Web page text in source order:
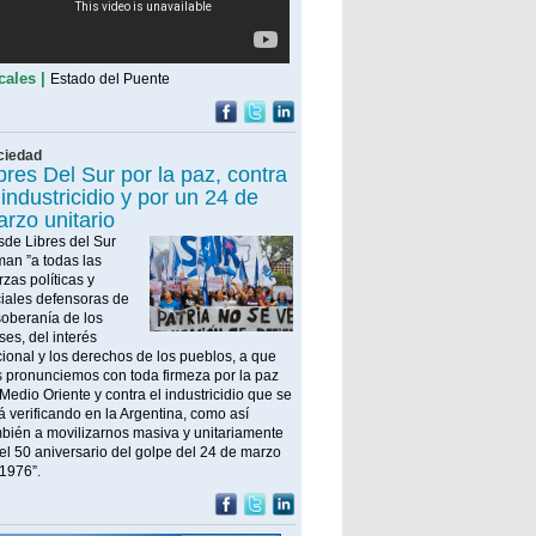
Gobierno reconfigura su agenda
con cuestionamientos hacia Sturzenegger,
y Bullrich. "¿Cuándo habrá resultados?",
Moyano reapareció tras el
con Candela Arizaga:
una foto con un rosario
sindical publicó una imagen con un
tras permanecer varios días en silencio
del episodio con su pareja en Belgrano
marca de yerba que más
los argentinos y cuáles
el ranking
el acumulado de los primeros meses, una
vendió 25,1 millones de kilos de yerba en
interno, apenas por delante de su
hay inocencia fiscal que valga y
dispara nuevas inspecciones
advierten una nueva ola de
con la mira puesta en quienes ya
al régimen simplificado del Impuesto a
Ganancias
| Estado del Puente
Del Sur por la paz, contra
y por un 24 de
unitario
Libres del Sur
”a todas las
políticas y
defensoras de
de los
del interés
y los derechos de los pueblos, a que
pronunciemos con toda firmeza por la paz
Oriente y contra el industricidio que se
verificando en la Argentina, como así
a movilizarnos masiva y unitariamente
50 aniversario del golpe del 24 de marzo